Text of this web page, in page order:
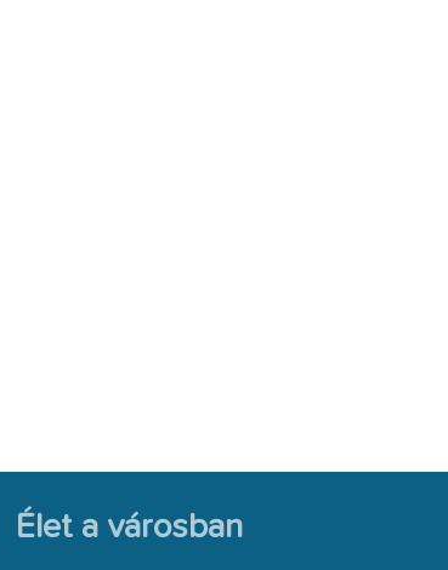
Élet a városban